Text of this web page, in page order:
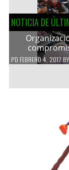
NOTICIA DE
PD FEBRERO 4, 2017